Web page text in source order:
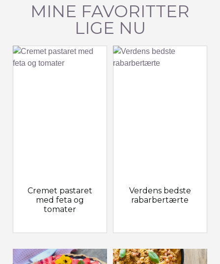
MINE FAVORITTER
LIGE NU
Cremet pastaret
med feta og
tomater
Verdens bedste
rabarbertærte